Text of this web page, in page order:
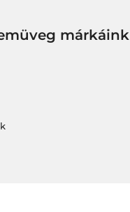
márkáink